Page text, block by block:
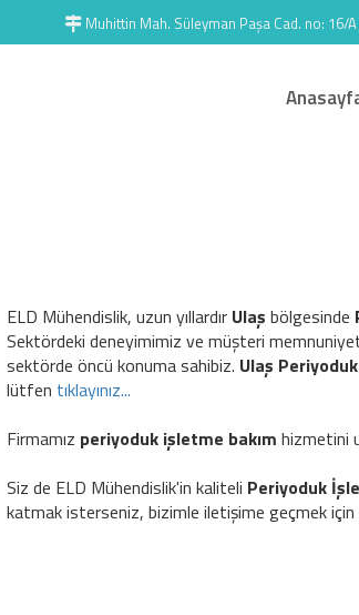
Muhittin Mah. Süleyman Paşa Cad. no: 16/A
ELD Mühendislik, uzun yıllardır Ulaş bölgesinde
Sektördeki deneyimimiz ve müşteri
sektörde öncü konuma sahibiz. Ulaş
lütfen tıklayınız...
Firmamız periyoduk işletme bakım hizmetini
Siz de ELD Mühendislik'in kaliteli Periyoduk
katmak isterseniz, bizimle iletişime geçmek